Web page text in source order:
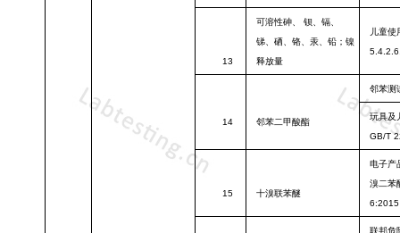
13
可溶性砷、
钡、镉、
锑、硒、铬、汞、铅；镍
释放量
儿童使
14 邻苯二甲酸酯
邻苯测
玩具及
GB/T
15 十溴联苯醚
电子产
溴二苯
6:2015
联邦危